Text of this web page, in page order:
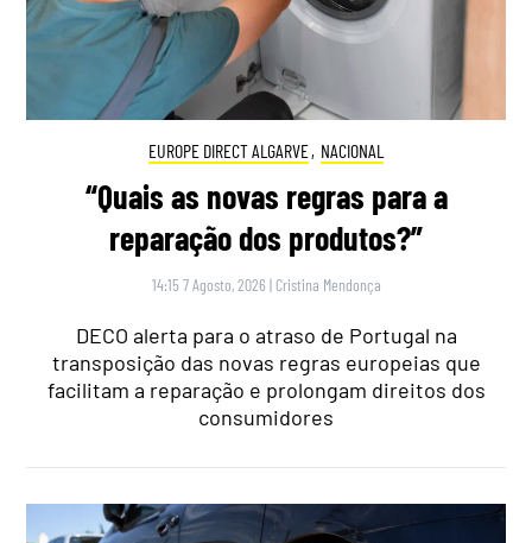
EUROPE DIRECT ALGARVE, NACIONAL
“Quais as novas regras para a
reparação dos produtos?”
14:15 7 Agosto, 2026 | Cristina Mendonça
DECO alerta para o atraso de Portugal na
transposição das novas regras europeias que
facilitam a reparação e prolongam direitos dos
consumidores